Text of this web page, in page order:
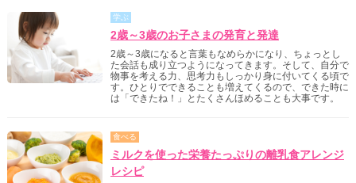
学ぶ
2歳～3歳のお子さまの発育と発達
2歳～3歳になると言葉もなめらかになり、ちょっとし
た会話も成り立つようになってきます。そして、自分で
物事を考える力、思考力もしっかり身に付いてくる頃で
す。ひとりでできることも増えてくるので、できた時に
は「できたね！」とたくさんほめることも大事です。
食べる
ミルクを使った栄養たっぷりの離乳食アレンジ
レシピ